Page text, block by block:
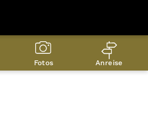
Fotos Anreise